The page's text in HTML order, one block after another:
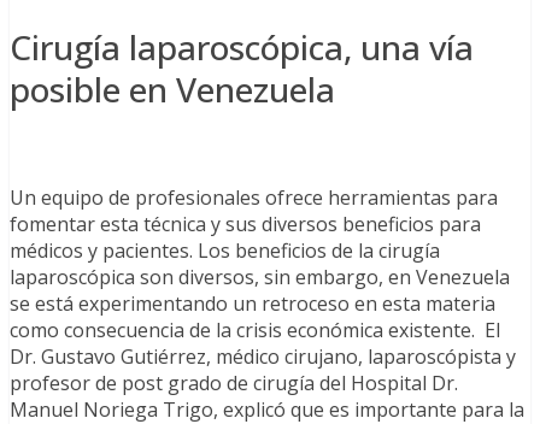
Cirugía laparoscópica, una vía
posible en Venezuela
Un equipo de profesionales ofrece herramientas para
fomentar esta técnica y sus diversos beneficios para
médicos y pacientes. Los beneficios de la cirugía
laparoscópica son diversos, sin embargo, en Venezuela
se está experimentando un retroceso en esta materia
como consecuencia de la crisis económica existente. El
Dr. Gustavo Gutiérrez, médico cirujano, laparoscópista y
profesor de post grado de cirugía del Hospital Dr.
Manuel Noriega Trigo, explicó que es importante para la